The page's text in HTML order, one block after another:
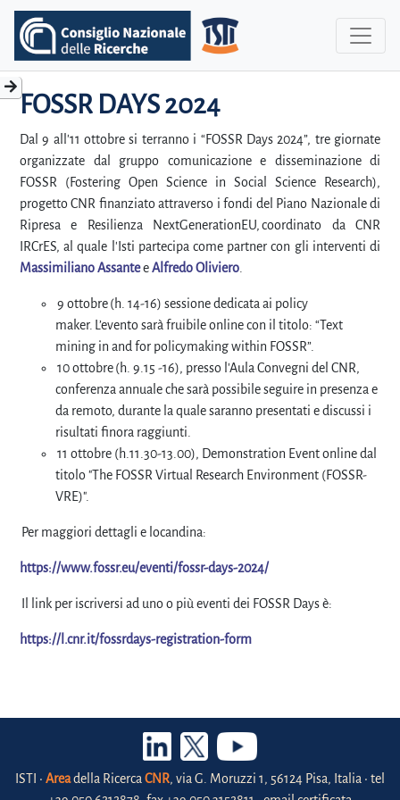
FOSSR DAYS 2024
Dal 9 all'11 ottobre si terranno i “FOSSR Days 2024”, tre giornate
organizzate dal gruppo comunicazione e disseminazione di
FOSSR (Fostering Open Science in Social Science Research),
progetto CNR finanziato attraverso i fondi del Piano Nazionale di
Ripresa e Resilienza NextGenerationEU, coordinato da CNR
IRCrES, al quale l'Isti partecipa come partner con gli interventi di
Massimiliano AssanteeAlfredo Oliviero
9 ottobre (h. 14-16) sessione dedicata ai policy
maker. L’evento sarà fruibile online con il titolo: “Text
mining in and for policymaking within FOSSR”.
10 ottobre (h. 9.15 -16), presso l'Aula Convegni del CNR,
conferenza annuale che sarà possibile seguire in presenza e
da remoto, durante la quale saranno presentati e discussi i
risultati finora raggiunti.
11 ottobre (h.11.30-13.00), Demonstration Event online dal
titolo "The FOSSR Virtual Research Environment (FOSSR-
VRE)".
Per maggiori dettagli e locandina:
https://www.fossr.eu/eventi/fossr-days-2024/
Il link per iscriversi ad uno o più eventi dei FOSSR Days è:
https://l.cnr.it/fossrdays-registration-form
ISTI • Areadella Ricerca CNR, via G. Moruzzi 1, 56124 Pisa, Italia • tel